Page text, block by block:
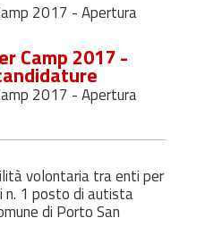
2017 - Apertura
Camp 2017 -
2017 - Apertura
volontaria tra enti per
n. 1 posto di autista
di Porto San